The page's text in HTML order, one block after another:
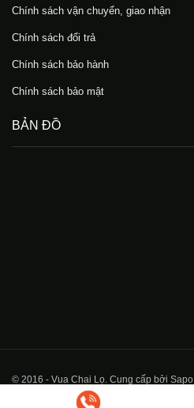
Chính sách vận chuyển, giao nhận
Chính sách đổi trả
Chính sách bảo hành
Chính sách bảo mật
BẢN ĐỒ
© 2016 - Vua Chai Lọ. Cung cấp bởi Sapo